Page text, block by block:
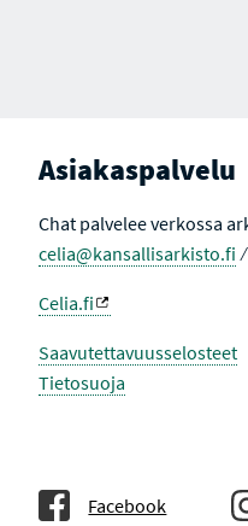
Asiakaspalvelu
Chat palvelee verkossa
celia@kansallisarkisto.fi
Celia.fi
Saavutettavuusselosteet
Tietosuoja
Facebook